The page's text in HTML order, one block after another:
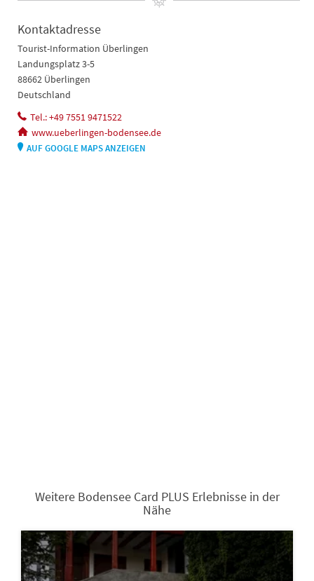
Kontaktadresse
Tourist-Information Überlingen
Landungsplatz 3-5
88662 Überlingen
Deutschland
Tel.: +49 7551 9471522
www.ueberlingen-bodensee.de
AUF GOOGLE MAPS ANZEIGEN
Weitere Bodensee Card PLUS Erlebnisse in der
Nähe